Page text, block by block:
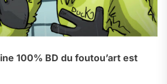
100% BD du foutou’art est